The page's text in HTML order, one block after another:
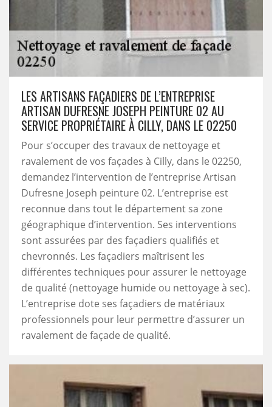
LES ARTISANS FAÇADIERS DE L’ENTREPRISE
ARTISAN DUFRESNE JOSEPH PEINTURE 02 AU
SERVICE PROPRIÉTAIRE À CILLY, DANS LE 02250
Pour s’occuper des travaux de nettoyage et
ravalement de vos façades à Cilly, dans le 02250,
demandez l’intervention de l’entreprise Artisan
Dufresne Joseph peinture 02. L’entreprise est
reconnue dans tout le département sa zone
géographique d’intervention. Ses interventions
sont assurées par des façadiers qualifiés et
chevronnés. Les façadiers maîtrisent les
différentes techniques pour assurer le nettoyage
de qualité (nettoyage humide ou nettoyage à sec).
L’entreprise dote ses façadiers de matériaux
professionnels pour leur permettre d’assurer un
ravalement de façade de qualité.